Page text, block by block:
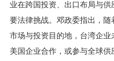
业在跨国投资、出口布局与
要法律挑战。邓政委指出，随
市场与投资目的地，台湾企
美国企业合作，或参与全球